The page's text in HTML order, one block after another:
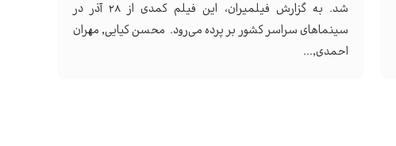
شد. به گزارش فیلمیران، این فیلم کمدی از ۲۸ آذر در
سینماهای سراسر کشور بر پرده می‌رود. محسن کیایی, مهران
احمدی,...